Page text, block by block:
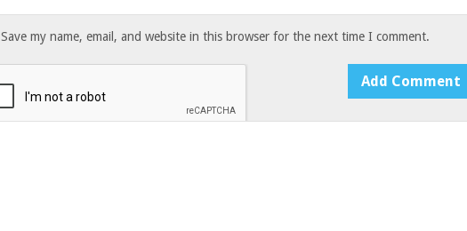
Save my name, email, and website in this browser for the next time I comment.